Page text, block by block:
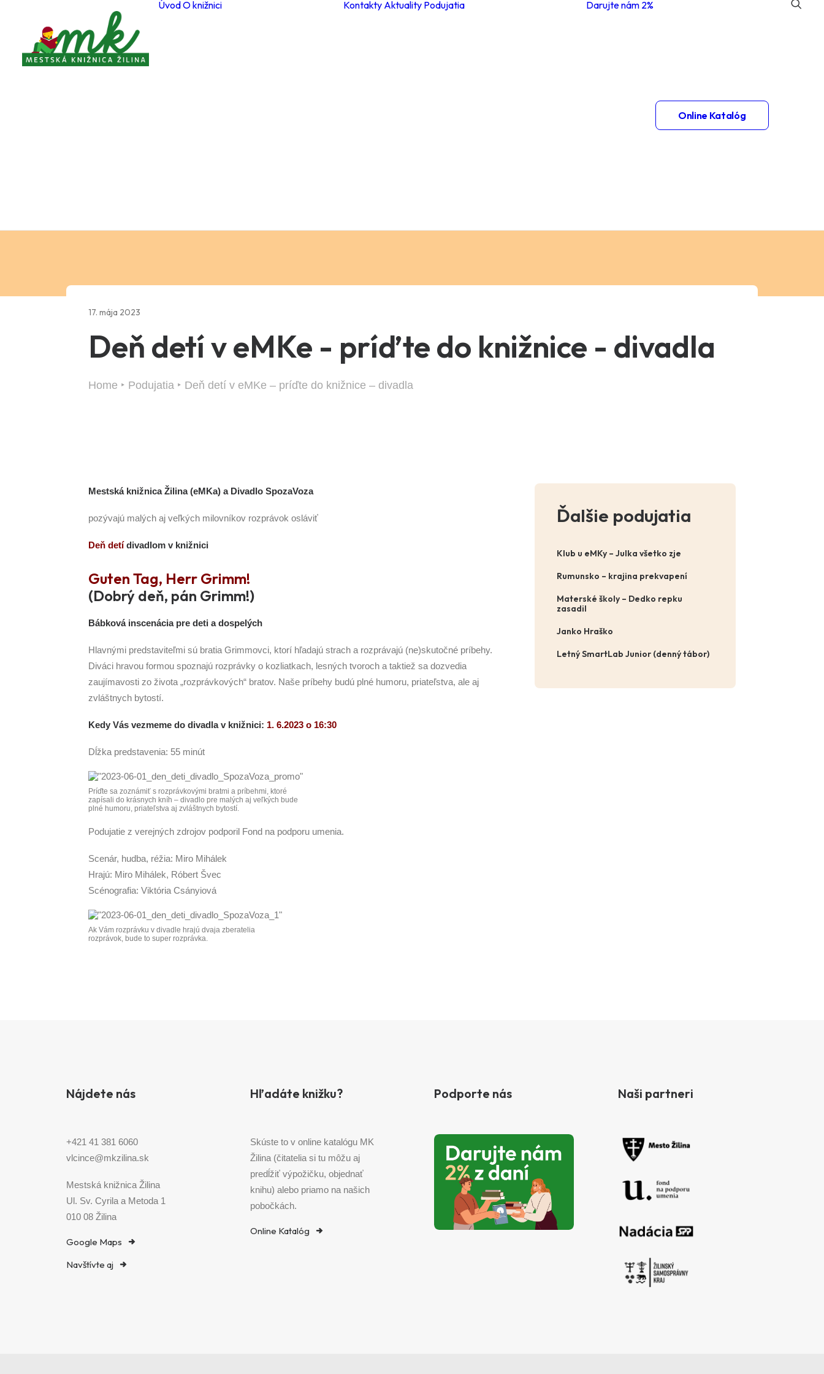
ÚvodO knižnici Kontakty Aktuality Podujatia Darujte nám 2%
Online Katalóg
17. mája 2023
Deň detí v eMKe - príďte do knižnice - divadla
Home Podujatia Deň detí v eMKe – príďte do knižnice – divadla
Mestská knižnica Žilina (eMKa) a Divadlo SpozaVoza
pozývajú malých aj veľkých milovníkov rozprávok osláviť
Deň detídivadlom v knižnici
Guten Tag, Herr Grimm!
(Dobrý deň, pán Grimm!)
Bábková inscenácia pre deti a dospelých
Hlavnými predstaviteľmi sú bratia Grimmovci, ktorí hľadajú strach a rozprávajú (ne)skutočné príbehy.
Diváci hravou formou spoznajú rozprávky o kozliatkach, lesných tvoroch a taktiež sa dozvedia
zaujímavosti zo života „rozprávkových“ bratov. Naše príbehy budú plné humoru, priateľstva, ale aj
zvláštnych bytostí.
Kedy Vás vezmeme do divadla v knižnici: 1. 6.2023 o 16:30
Dĺžka predstavenia: 55 minút
Príďte sa zoznámiť s rozprávkovými bratmi a príbehmi, ktoré
zapísali do krásnych kníh – divadlo pre malých aj veľkých bude
plné humoru, priateľstva aj zvláštnych bytostí.
Podujatie z verejných zdrojov podporil Fond na podporu umenia.
Scenár, hudba, réžia: Miro Mihálek
Hrajú: Miro Mihálek, Róbert Švec
Scénografia: Viktória Csányiová
Ak Vám rozprávku v divadle hrajú dvaja zberatelia
rozprávok, bude to super rozprávka.
Ďalšie podujatia
Klub u eMKy – Julka všetko zje
Rumunsko – krajina prekvapení
Materské školy – Dedko repku
zasadil
Janko Hraško
Letný SmartLab Junior (denný tábor)
Nájdete nás
+421 41 381 6060
vlcince@mkzilina.sk
Mestská knižnica Žilina
Ul. Sv. Cyrila a Metoda 1
010 08 Žilina
Google Maps
Navštívte aj
Hľadáte knižku?
Skúste to v online katalógu MK
Žilina (čitatelia si tu môžu aj
predĺžiť výpožičku, objednať
knihu) alebo priamo na našich
pobočkách.
Online Katalóg
Podporte nás Naši partneri